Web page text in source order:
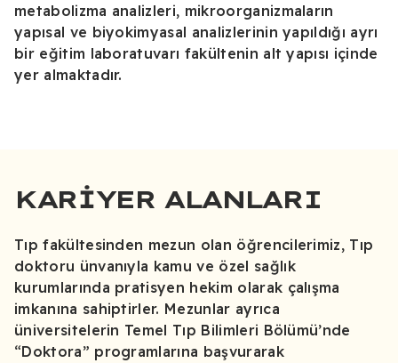
metabolizma analizleri, mikroorganizmaların
yapısal ve biyokimyasal analizlerinin yapıldığı ayrı
bir eğitim laboratuvarı fakültenin alt yapısı içinde
yer almaktadır.
KARIYER ALANLARI
Tıp fakültesinden mezun olan öğrencilerimiz, Tıp
doktoru ünvanıyla kamu ve özel sağlık
kurumlarında pratisyen hekim olarak çalışma
imkanına sahiptirler. Mezunlar ayrıca
üniversitelerin Temel Tıp Bilimleri Bölümü’nde
“Doktora” programlarına başvurarak